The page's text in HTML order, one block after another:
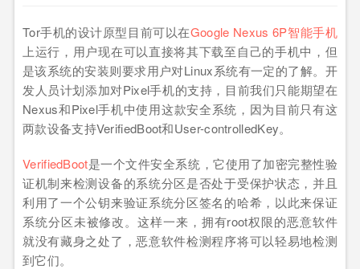
Tor手机的设计原型目前可以在Google Nexus 6P智能手机
上运行，用户现在可以直接将其下载至自己的手机中，但
是该系统的安装则要求用户对Linux系统有一定的了解。开
发人员计划添加对Pixel手机的支持，目前我们只能期望在
Nexus和Pixel手机中使用这款安全系统，因为目前只有这
两款设备支持VerifiedBoot和User-controlledKey。
VerifiedBoot是一个文件安全系统，它使用了加密完整性验
证机制来检测设备的系统分区是否处于受保护状态，并且
利用了一个公钥来验证系统分区签名的哈希，以此来保证
系统分区未被修改。这样一来，拥有root权限的恶意软件
就没有藏身之处了，恶意软件检测程序将可以轻易地检测
到它们。